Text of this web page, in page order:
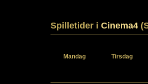
Spilletider i Cinema4
Mandag Tirsdag